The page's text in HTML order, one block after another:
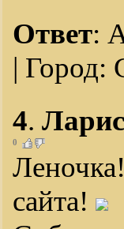
Ответ:
| Город:
4.
0
сайта!